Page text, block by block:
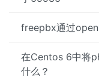
freepbx通过
在Centos 6中将
什么？